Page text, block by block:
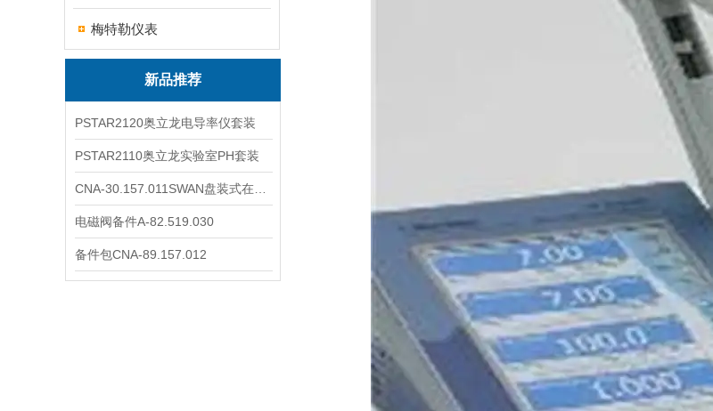
梅特勒仪表
新品推荐
PSTAR2120奥立龙电导率仪套装
PSTAR2110奥立龙实验室PH套装
电磁阀备件A-82.519.030
备件包CNA-89.157.012